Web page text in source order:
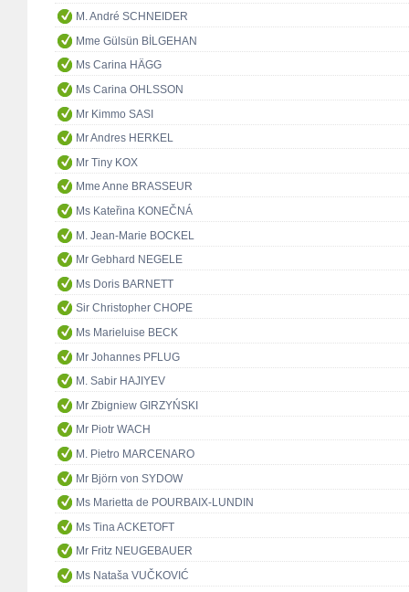
M. André SCHNEIDER
Mme Gülsün BİLGEHAN
Ms Carina HÄGG
Ms Carina OHLSSON
Mr Kimmo SASI
Mr Andres HERKEL
Mr Tiny KOX
Mme Anne BRASSEUR
Ms Kateřina KONEČNÁ
M. Jean-Marie BOCKEL
Mr Gebhard NEGELE
Ms Doris BARNETT
Sir Christopher CHOPE
Ms Marieluise BECK
Mr Johannes PFLUG
M. Sabir HAJIYEV
Mr Zbigniew GIRZYŃSKI
Mr Piotr WACH
M. Pietro MARCENARO
Mr Björn von SYDOW
Ms Marietta de POURBAIX-LUNDIN
Ms Tina ACKETOFT
Mr Fritz NEUGEBAUER
Ms Nataša VUČKOVIĆ